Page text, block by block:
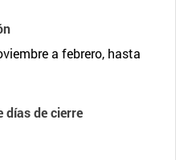
a febrero, hasta
días de cierre